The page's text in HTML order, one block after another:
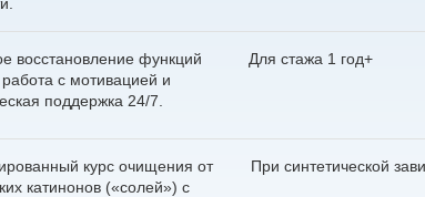
восстановление функций
с мотивацией и
поддержка 24/7.
Для стажа 1 год+
курс очищения от
катинонов («солей») с
При синтетической